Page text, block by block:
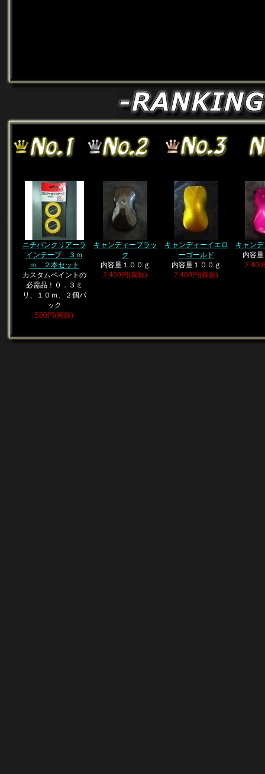
ニチバンクリアーラ
インテープ ３ｍ
ｍ ２本セット
カスタムペイントの
必需品！０．３ミ
リ、１０ｍ、２個パ
ック
580円(税抜)
キャンディーブラッ
ク
内容量１００ｇ
2,400円(税抜)
キャンディーイエロ
ーゴールド
内容量１００ｇ
2,400円(税抜)
キャン
内容
2,400